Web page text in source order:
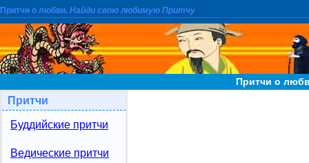
Притчи о любви. Найди свою любимую Притчу
Притчи о
Притчи
Буддийские притчи
Ведические притчи